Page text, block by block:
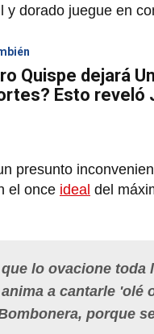
y dorado juegue en
Quispe dejará
Esto reveló
presunto
el once ideal del
lo ovacione
a cantarle 'olé
porque